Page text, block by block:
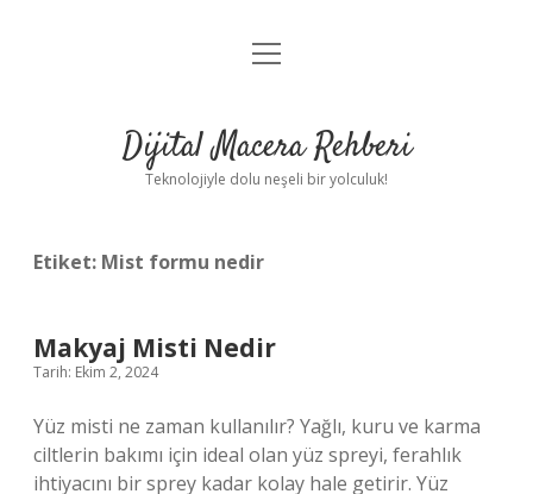
Anasayfa
Yasal Uyarı
menüyü
Dijital Macera Rehberi
Teknolojiyle dolu neşeli bir yolculuk!
Etiket: Mist formu nedir
Makyaj Misti Nedir
Tarih: Ekim 2, 2024
Yüz misti ne zaman kullanılır? Yağlı, kuru ve karma
ciltlerin bakımı için ideal olan yüz spreyi, ferahlık
ihtiyacını bir sprey kadar kolay hale getirir. Yüz